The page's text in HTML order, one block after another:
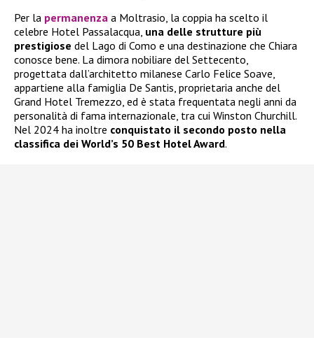
Per la permanenza a Moltrasio, la coppia ha scelto il
celebre Hotel Passalacqua, una delle strutture più
prestigiose del Lago di Como e una destinazione che Chiara
conosce bene. La dimora nobiliare del Settecento,
progettata dall’architetto milanese Carlo Felice Soave,
appartiene alla famiglia De Santis, proprietaria anche del
Grand Hotel Tremezzo, ed è stata frequentata negli anni da
personalità di fama internazionale, tra cui Winston Churchill.
Nel 2024 ha inoltre conquistato il secondo posto nella
classifica dei World’s 50 Best Hotel Award.